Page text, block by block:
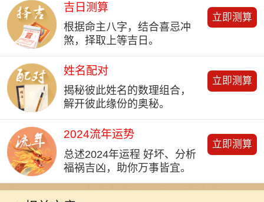
吉日测算
根据命主八字，结合喜忌冲
煞，择取上等吉日。
立即测算
姓名配对
揭秘彼此姓名的数理组合，
解开彼此缘份的奥秘。
立即测算
2024流年运势
总述2024年运程 好坏、分析
福祸吉凶，助你万事皆宜。
立即测算